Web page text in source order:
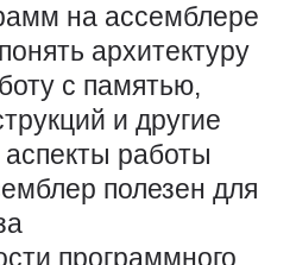
на ассемблере
архитектуру
с памятью,
и другие
работы
полезен для
программного